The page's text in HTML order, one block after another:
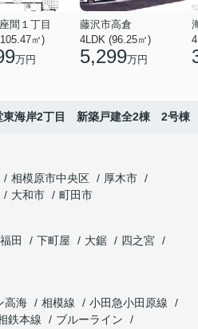
間１丁目
㎡)
万円
藤沢市高倉
4LDK (96.25㎡)
5,299万円
東海岸2丁目 新築戸建全2棟 2号棟
相模原市中央区
厚木市
大和市
町田市
福田 下町屋 大鋸
四之宮
高海 相模線
小田急小田原線
鉄本線
ブルーライン